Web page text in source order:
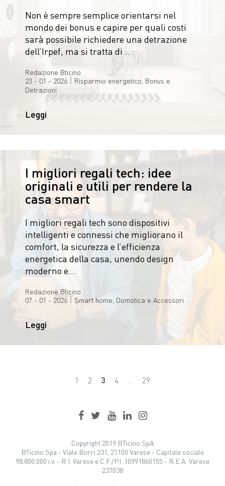
Non è sempre semplice orientarsi nel
mondo dei bonus e capire per quali costi
sarà possibile richiedere una detrazione
dell’Irpef, ma si tratta di…
Redazione Bticino
23 - 01 - 2026 | Risparmio energetico, Bonus e
Detrazioni
Leggi
I migliori regali tech: idee
originali e utili per rendere la
casa smart
I migliori regali tech sono dispositivi
intelligenti e connessi che migliorano il
comfort, la sicurezza e l’efficienza
energetica della casa, unendo design
moderno e…
Redazione Bticino
07 - 01 - 2026 | Smart home, Domotica e Accessori
Leggi
1 2 3 4 29
Copyright 2019 BTicino SpA
BTicino Spa - Viale Borri 231, 21100 Varese - Capitale sociale
98.800.000 i.v. - R.I. Varese e C.F./P.I. 10991860155 - R.E.A. Varese
237038